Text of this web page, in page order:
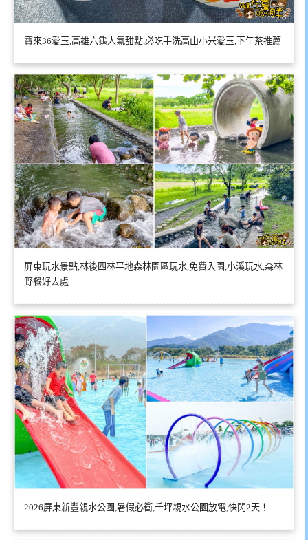
寶來36愛玉,高雄六龜人氣甜點,必吃手洗高山小米愛玉,下午茶推薦
屏東玩水景點,林後四林平地森林園區玩水,免費入園,小溪玩水,森林
野餐好去處
2026屏東新豐親水公園,暑假必衝,千坪親水公園放電,快閃2天！